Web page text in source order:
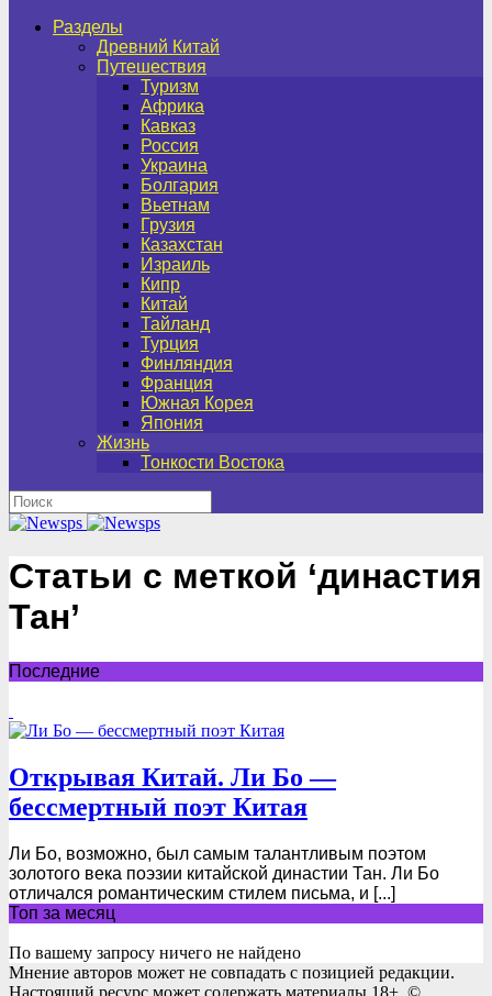
Разделы
Древний Китай
Путешествия
Туризм
Африка
Кавказ
Россия
Украина
Болгария
Вьетнам
Грузия
Казахстан
Израиль
Кипр
Китай
Тайланд
Турция
Финляндия
Франция
Южная Корея
Япония
Жизнь
Тонкости Востока
Статьи с меткой ‘династия
Тан’
Последние
Открывая Китай. Ли Бо —
бессмертный поэт Китая
Ли Бо, возможно, был самым талантливым поэтом
золотого века поэзии китайской династии Тан. Ли Бо
отличался романтическим стилем письма, и [...]
Топ за месяц
По вашему запросу ничего не найдено
Мнение авторов может не совпадать с позицией редакции.
Настоящий ресурс может содержать материалы 18+. ©